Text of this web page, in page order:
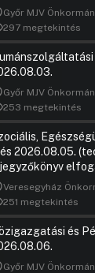
Győr MJV
297 megtekintés
Győr MJV
253 megtekintés
2026.08.05.
Veresegyház
251 megtekintés
és
Győr MJV